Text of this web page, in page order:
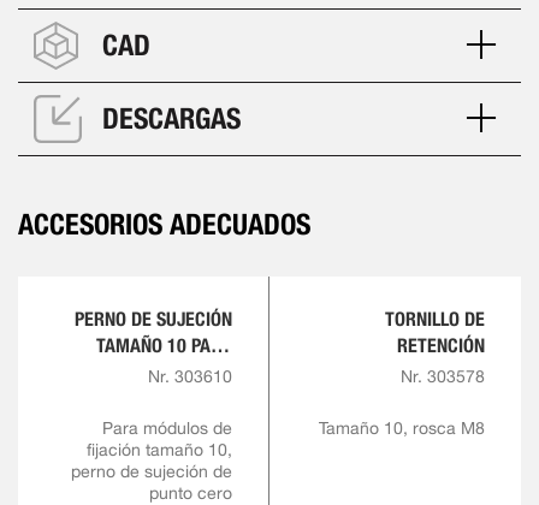
CAD
DESCARGAS
ACCESORIOS ADECUADOS
PERNO DE SUJECIÓN
TAMAÑO 10 PARA
TORNILLO DE
Nr. 303610
Para módulos de
fijación tamaño 10,
perno de sujeción de
punto cero
TORNILLO DE
RETENCIÓN
Nr. 303578
Tamaño 10, rosca M8